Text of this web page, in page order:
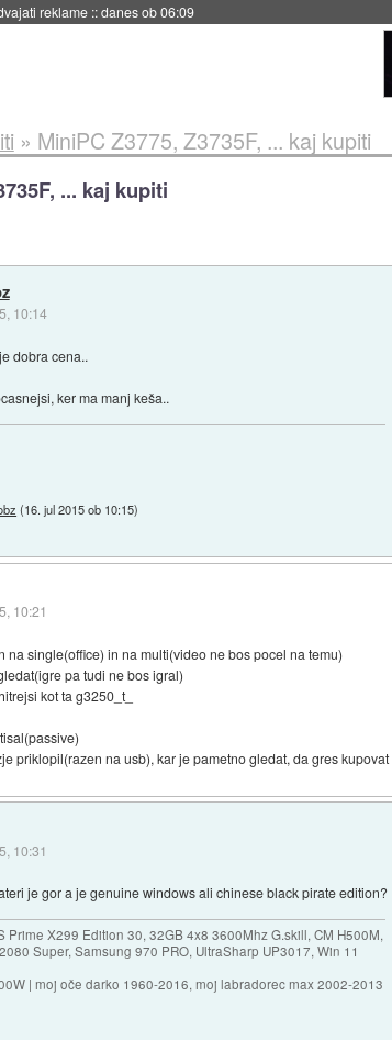
reklame ::danes ob 06:09
» MiniPC Z3775, Z3735F, ... kaj kupiti
... kaj kupiti
10:14
dobra cena..
ker ma manj keša..
(16. jul 2015 ob 10:15)
10:21
na single(office) in na multi(video ne bos pocel na temu)
pa tudi ne bos igral)
kot ta g3250_t_
priklopil(razen na usb), kar je pametno gledat, da gres
10:31
je gor a je genuine windows ali chinese black pirate edition?
Prime X299 Edition 30, 32GB 4x8 3600Mhz G.skill, CM H500M,
Super, Samsung 970 PRO, UltraSharp UP3017, Win 11
| moj oče darko 1960-2016, moj labradorec max 2002-2013